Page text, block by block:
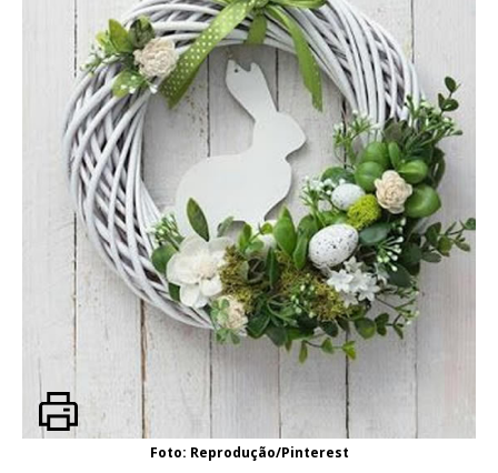
Foto: Reprodução/Pinterest